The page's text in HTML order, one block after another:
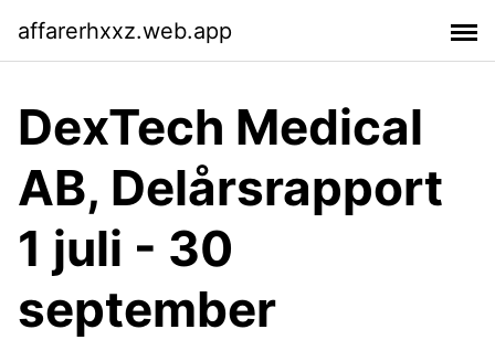
affarerhxxz.web.app
DexTech Medical
AB, Delårsrapport
1 juli - 30
september